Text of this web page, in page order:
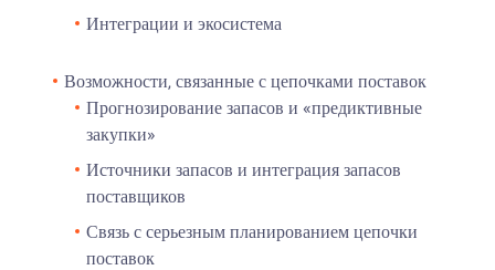
Интеграции и экосистема
Возможности, связанные с цепочками поставок
Прогнозирование запасов и «предиктивные
закупки»
Источники запасов и интеграция запасов
поставщиков
Связь с серьезным планированием цепочки
поставок